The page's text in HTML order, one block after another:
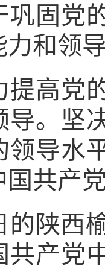
巩固党
力和领
党的
导。坚
领导水
国共产
西榆
共产党